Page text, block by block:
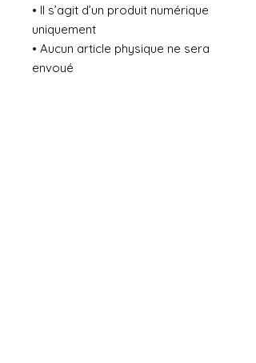
• Il s’agit d’un produit numérique
uniquement
• Aucun article physique ne sera
envoyé